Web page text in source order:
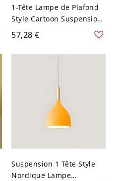
1-Tête Lampe de Plafond
Style Cartoon Suspension
Abat-Jour Oignon
Métallique - 110 V-120 V
Jaune 24,13 cm
57,28 €
Suspension 1 Tête Style
Nordique Lampe